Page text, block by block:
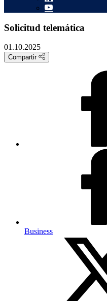
Solicitud telemática
01.10.2025
Compartir
Business